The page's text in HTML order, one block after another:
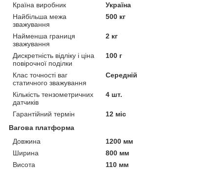
Країна виробник
Україна
Найбільша межа
зважування
500 кг
Найменша границя
зважування
2 кг
Дискретність відліку і ціна
повірочної поділки
100 г
Клас точності ваг
статичного зважування
Середній
Кількість тензометричних
датчиків
4 шт.
Гарантійний термін
12 міс
Вагова платформа
Довжина
1200 мм
Ширина
800 мм
Висота
110 мм